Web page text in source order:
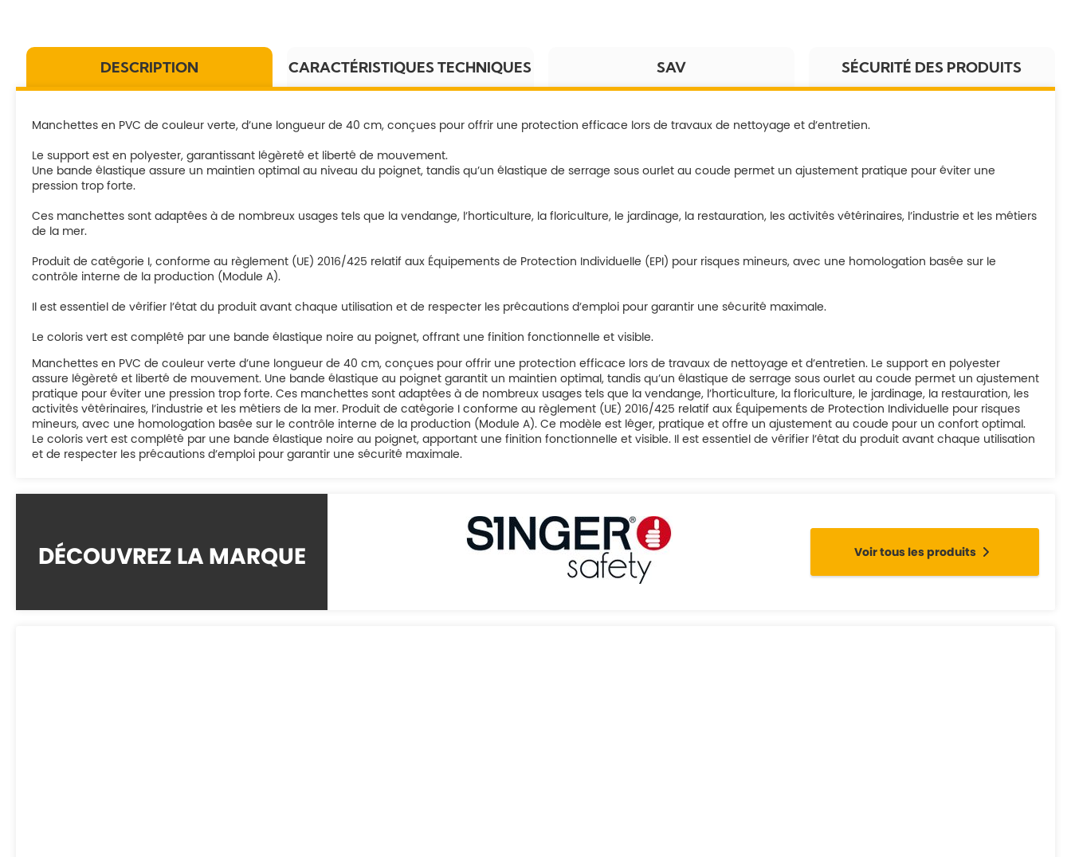
DESCRIPTION CARACTÉRISTIQUES TECHNIQUES SAV SÉCURITÉ DES PRODUITS
Manchettes en PVC de couleur verte, d’une longueur de 40 cm, conçues pour offrir une protection efficace lors de travaux de nettoyage et d’entretien.
Le support est en polyester, garantissant légèreté et liberté de mouvement.
Une bande élastique assure un maintien optimal au niveau du poignet, tandis qu’un élastique de serrage sous ourlet au coude permet un ajustement pratique pour éviter une
pression trop forte.
Ces manchettes sont adaptées à de nombreux usages tels que la vendange, l’horticulture, la floriculture, le jardinage, la restauration, les activités vétérinaires, l’industrie et les métiers
de la mer.
Produit de catégorie I, conforme au règlement (UE) 2016/425 relatif aux Équipements de Protection Individuelle (EPI) pour risques mineurs, avec une homologation basée sur le
contrôle interne de la production (Module A).
Il est essentiel de vérifier l’état du produit avant chaque utilisation et de respecter les précautions d’emploi pour garantir une sécurité maximale.
Le coloris vert est complété par une bande élastique noire au poignet, offrant une finition fonctionnelle et visible.
Manchettes en PVC de couleur verte d’une longueur de 40 cm, conçues pour offrir une protection efficace lors de travaux de nettoyage et d’entretien. Le support en polyester
assure légèreté et liberté de mouvement. Une bande élastique au poignet garantit un maintien optimal, tandis qu’un élastique de serrage sous ourlet au coude permet un ajustement
pratique pour éviter une pression trop forte. Ces manchettes sont adaptées à de nombreux usages tels que la vendange, l’horticulture, la floriculture, le jardinage, la restauration, les
activités vétérinaires, l’industrie et les métiers de la mer. Produit de catégorie I conforme au règlement (UE) 2016/425 relatif aux Équipements de Protection Individuelle pour risques
mineurs, avec une homologation basée sur le contrôle interne de la production (Module A). Ce modèle est léger, pratique et offre un ajustement au coude pour un confort optimal.
Le coloris vert est complété par une bande élastique noire au poignet, apportant une finition fonctionnelle et visible. Il est essentiel de vérifier l’état du produit avant chaque utilisation
et de respecter les précautions d’emploi pour garantir une sécurité maximale.
DÉCOUVREZ LA MARQUE Voir tous les produits